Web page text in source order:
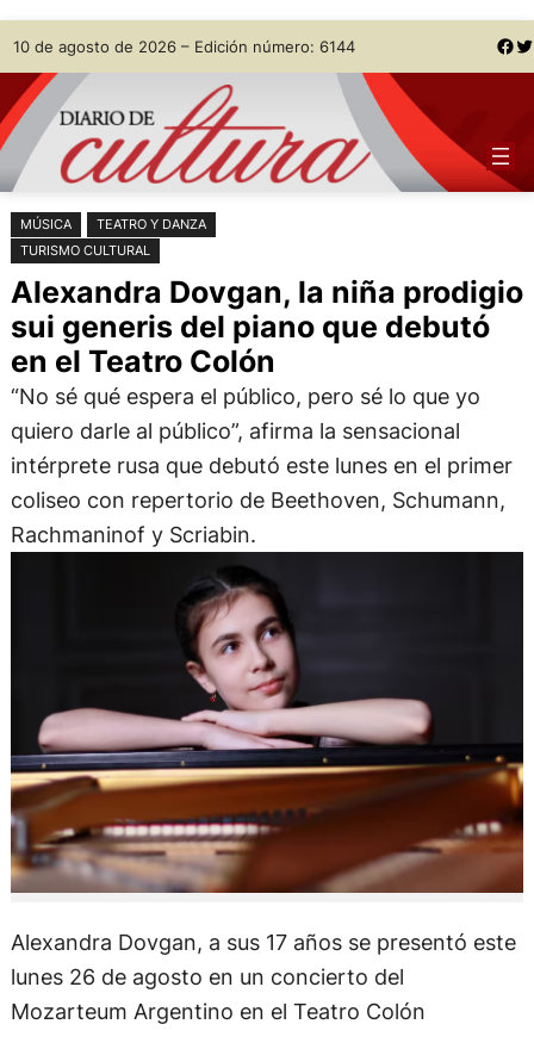
Saltar
al
contenido
Skip
to
content
10 de agosto de 2026 – Edición número: 6144 Facebook Twitter
MÚSICA
TEATRO Y DANZA
TURISMO CULTURAL
Alexandra Dovgan, la niña prodigio
sui generis del piano que debutó
en el Teatro Colón
“No sé qué espera el público, pero sé lo que yo
quiero darle al público”, afirma la sensacional
intérprete rusa que debutó este lunes en el primer
coliseo con repertorio de Beethoven, Schumann,
Rachmaninof y Scriabin.
Alexandra Dovgan, a sus 17 años se presentó este
lunes 26 de agosto en un concierto del
Mozarteum Argentino en el Teatro Colón